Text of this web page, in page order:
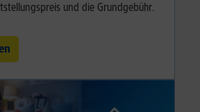
und die Grundgebühr.